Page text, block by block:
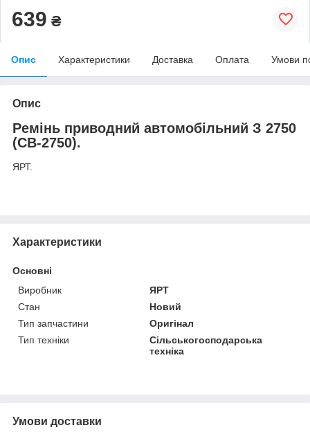
639 ₴
Опис Характеристики Доставка Оплата Умови
Опис
Ремінь приводний автомобільний З 2750
(СВ-2750).
ЯРТ.
Характеристики
Основні
Виробник
ЯРТ
Стан
Новий
Тип запчастини
Оригінал
Тип техніки
Сільськогосподарська
техніка
Умови доставки